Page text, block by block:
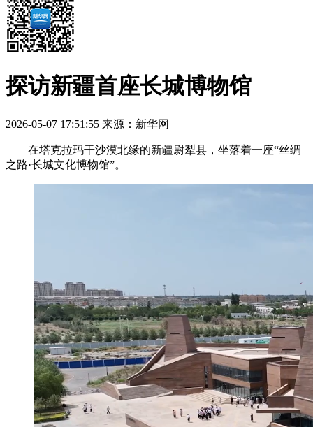
探访新疆首座长城博物馆
2026-05-07 17:51:55 来源：新华网
在塔克拉玛干沙漠北缘的新疆尉犁县，坐落着一座“丝绸
之路·长城文化博物馆”。